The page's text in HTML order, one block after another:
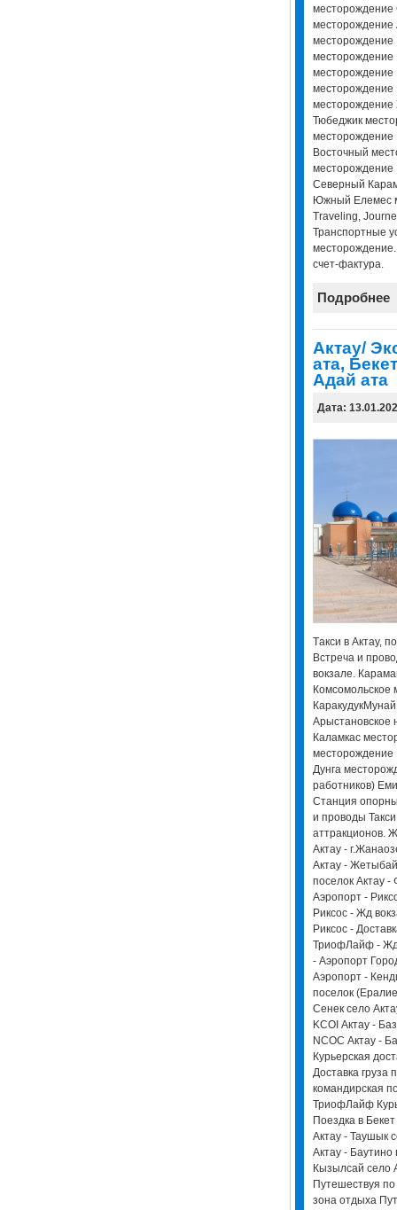
месторождение
месторождение
месторождение
месторождение
Тюбеджик
месторождение
Восточный
месторождение
Северный
Южный Елемес
Traveling,
Транспортные
счет-фактура.
Подробнее
Актау/
ата,
Адай ата
Дата:
Tакси в Актау,
Встреча и
вокзале.
Комсомольское
Арыстановское
Каламкас
месторождение
Дунга
работников)
Станция
и проводы
аттракционов.
Актау -
Актау -
поселок Актау -
Аэропорт -
Риксос - Жд
Риксос -
ТриофЛайф - Жд
- Аэропорт
Аэропорт -
поселок
Сенек село
KCOI Актау -
NCOC Актау -
Курьерская
Доставка груза
командирская
ТриофЛайф
Поездка в
Актау - Таушык
Актау - Баутино
Кызылсай cело
Путешествуя
зона отдыха